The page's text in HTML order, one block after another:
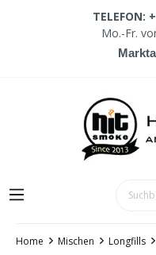
TELEFON:
Mo.-Fr.
Home Mischen Longfills